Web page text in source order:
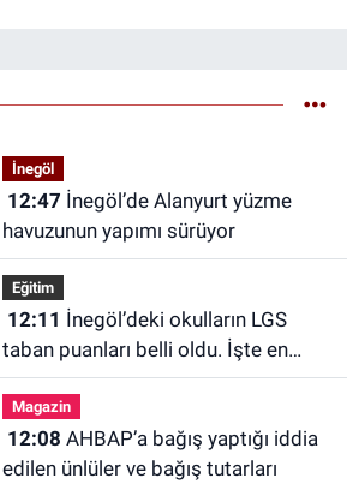
İnegöl
12:47
havuzunun yapımı sürüyor
Eğitim
12:11
taban puanları belli oldu. İşte en
yüksek puanlı okul
Magazin
12:08
edilen ünlüler ve bağış tutarları